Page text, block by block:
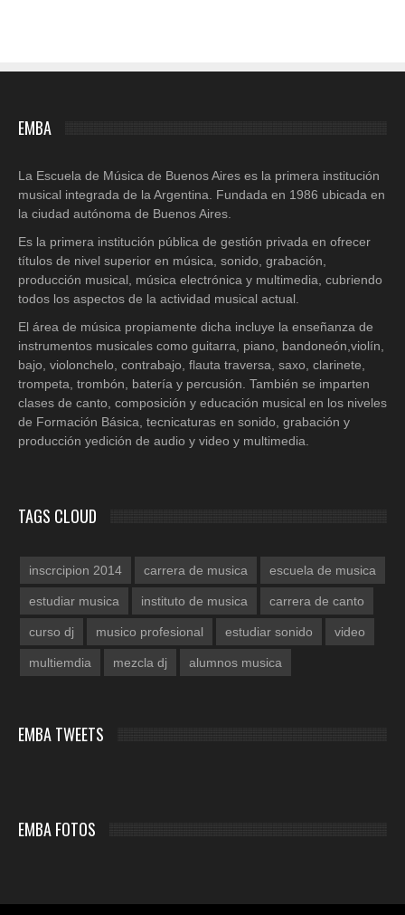
EMBA
La Escuela de Música de Buenos Aires es la primera institución
musical integrada de la Argentina. Fundada en 1986 ubicada en
la ciudad autónoma de Buenos Aires.
Es la primera institución pública de gestión privada en ofrecer
títulos de nivel superior en música, sonido, grabación,
producción musical, música electrónica y multimedia, cubriendo
todos los aspectos de la actividad musical actual.
El área de música propiamente dicha incluye la enseñanza de
instrumentos musicales como guitarra, piano, bandoneón,violín,
bajo, violonchelo, contrabajo, flauta traversa, saxo, clarinete,
trompeta, trombón, batería y percusión. También se imparten
clases de canto, composición y educación musical en los niveles
de Formación Básica, tecnicaturas en sonido, grabación y
producción yedición de audio y video y multimedia.
TAGS CLOUD
inscrcipion 2014 carrera de musica escuela de musica
estudiar musica instituto de musica carrera de canto
curso dj musico profesional estudiar sonido video
multiemdia mezcla dj alumnos musica
EMBA TWEETS
EMBA FOTOS